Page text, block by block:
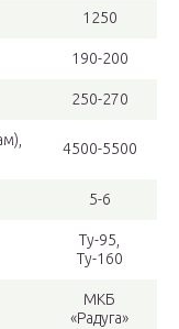
1250
190-200
250-270
4500-5500
5-6
Ту-95,
Ту-160
МКБ
«Радуга»